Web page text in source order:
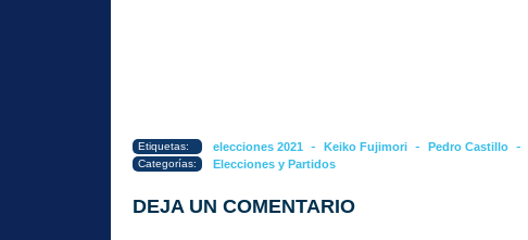
Etiquetas: elecciones 2021 - Keiko Fujimori - Pedro Castillo -
Categorías: Elecciones y Partidos
DEJA UN COMENTARIO